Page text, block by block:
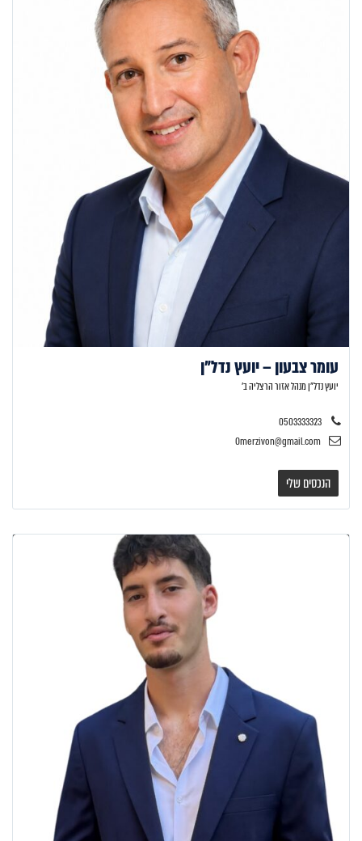
עומר צבעון – יועץ נדל"ן
יועץ נדל"ן מנהל אזור הרצליה ב'
0503333323
Omerzivon@gmail.com
הנכסים שלי